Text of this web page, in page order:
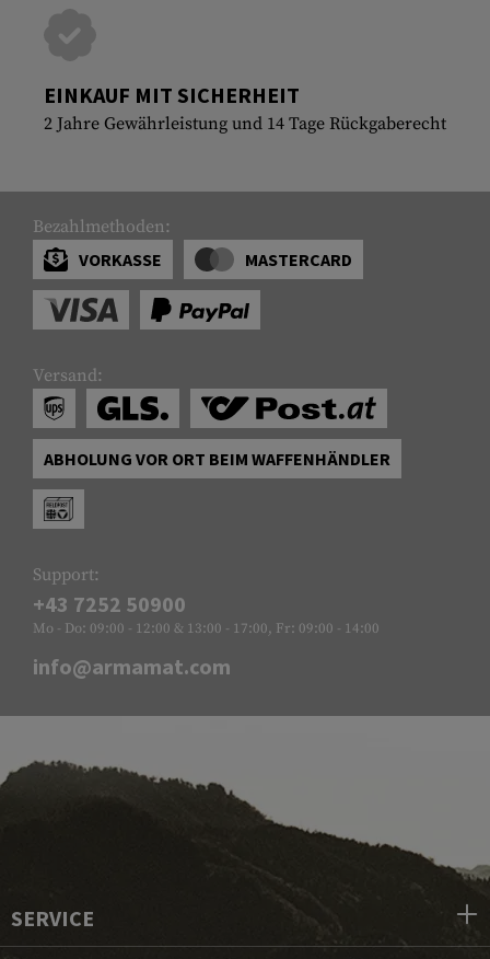
EINKAUF MIT SICHERHEIT
2 Jahre Gewährleistung und 14 Tage Rückgaberecht
Bezahlmethoden:
VORKASSE
MASTERCARD
Versand:
ABHOLUNG VOR ORT BEIM WAFFENHÄNDLER
Support:
+43 7252 50900
Mo - Do: 09:00 - 12:00 & 13:00 - 17:00, Fr: 09:00 - 14:00
info@armamat.com
SERVICE